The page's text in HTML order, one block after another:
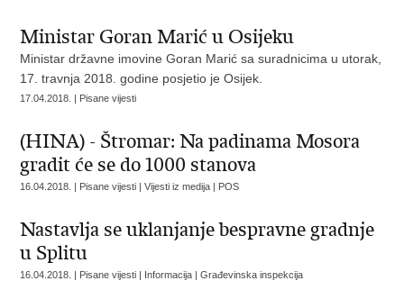
Ministar Goran Marić u Osijeku
Ministar državne imovine Goran Marić sa suradnicima u utorak,
17. travnja 2018. godine posjetio je Osijek.
17.04.2018. | Pisane vijesti
(HINA) - Štromar: Na padinama Mosora
gradit će se do 1000 stanova
16.04.2018. | Pisane vijesti | Vijesti iz medija | POS
Nastavlja se uklanjanje bespravne gradnje
u Splitu
16.04.2018. | Pisane vijesti | Informacija | Građevinska inspekcija